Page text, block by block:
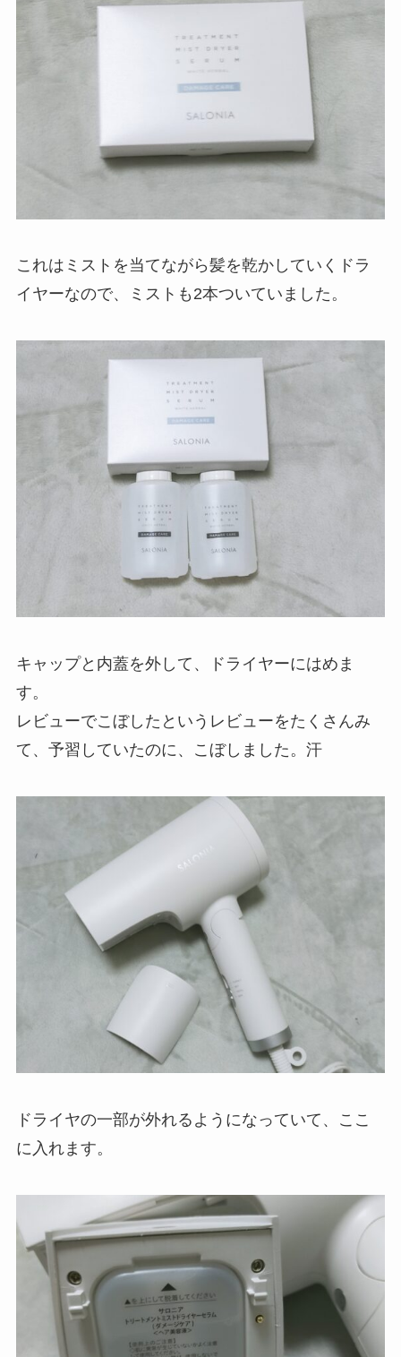
これはミストを当てながら髪を乾かしていくドラ
イヤーなので、ミストも2本ついていました。
キャップと内蓋を外して、ドライヤーにはめま
す。
レビューでこぼしたというレビューをたくさんみ
て、予習していたのに、こぼしました。汗
ドライヤの一部が外れるようになっていて、ここ
に入れます。